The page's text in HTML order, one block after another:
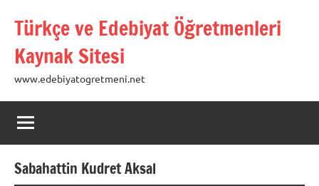
Türkçe ve Edebiyat Öğretmenleri
Kaynak Sitesi
www.edebiyatogretmeni.net
Sabahattin Kudret Aksal